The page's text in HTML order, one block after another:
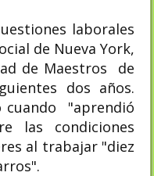
laborales
de Nueva York,
de Maestros de
dos años.
cuando "aprendió
las condiciones
al trabajar "diez